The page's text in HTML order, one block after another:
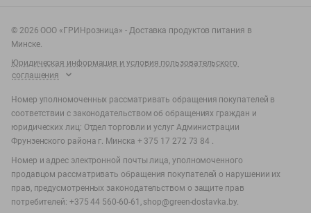
© 2026 ООО «ГРИНрозница» - Доставка продуктов питания в
Минске.
Юридическая информация и условия пользовательского
соглашения
Номер уполномоченных рассматривать обращения покупателей в
соответствии с законодательством об обращениях граждан и
юридических лиц: Отдел торговли и услуг Администрации
Фрунзенского района г. Минска + 375 17 272 73 84 .
Номер и адрес электронной почты лица, уполномоченного
продавцом рассматривать обращения покупателей о нарушении их
прав, предусмотренных законодательством о защите прав
потребителей: +375 44 560-60-61, shop@green-dostavka.by.